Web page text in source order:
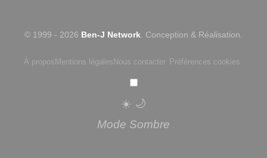
© 1999 - 2026 Ben-J Network. Conception & Réalisation.
À propos Mentions légales Nous contacter Préférences cookies
☀️ 🌙
Mode Sombre